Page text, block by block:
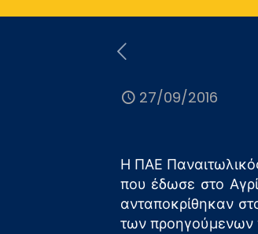
27/09/2016
Η ΠΑΕ
που έδωσε στο
ανταποκρίθηκαν
των προηγούμενων